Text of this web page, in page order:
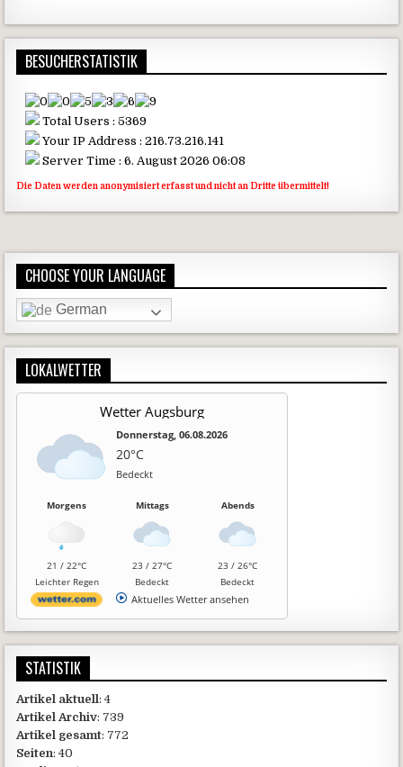
BESUCHERSTATISTIK
Total Users : 5369
Your IP Address : 216.73.216.141
Server Time : 6. August 2026 06:08
Die Daten werden anonymisiert erfasst und nicht an Dritte übermittelt!
CHOOSE YOUR LANGUAGE
German
LOKALWETTER
Wetter Augsburg
Donnerstag, 06.08.2026
20°C
Bedeckt
Morgens
21 / 22°C
Leichter Regen
Mittags
23 / 27°C
Bedeckt
Abends
23 / 26°C
Bedeckt
Aktuelles Wetter ansehen
STATISTIK
Artikel aktuell : 4
Artikel Archiv: 739
Artikel gesamt: 772
Seiten: 40